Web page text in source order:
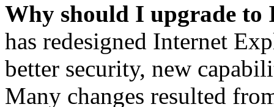
Why should I upgrade to
has redesigned Internet
better security, new
Many changes resulted